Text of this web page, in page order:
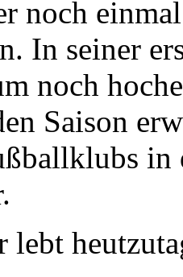
noch
In seiner
noch
Saison
lebt